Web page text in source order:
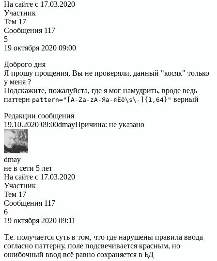
На сайте с 17.03.2020
Участник
Тем 17
Сообщения 117
5
19 октября 2020 09:00
Доброго дня
Я прошу прощения, Вы не проверяли, данный "косяк" только
у меня ?
Подскажите, пожалуйста, где я мог намудрить, вроде ведь
паттерн pattern="[A-Za-zА-Яа-яЁё\s\-]{1,64}" верный
Редакции сообщения
19.10.2020 09:00dmayПричина: не указано
dmay
не в сети 5 лет
На сайте с 17.03.2020
Участник
Тем 17
Сообщения 117
6
19 октября 2020 09:11
Т.е. получается суть в том, что где нарушены правила ввода
согласно паттерну, поле подсвечивается красным, но
ошибочный ввод всё равно сохраняется в БД